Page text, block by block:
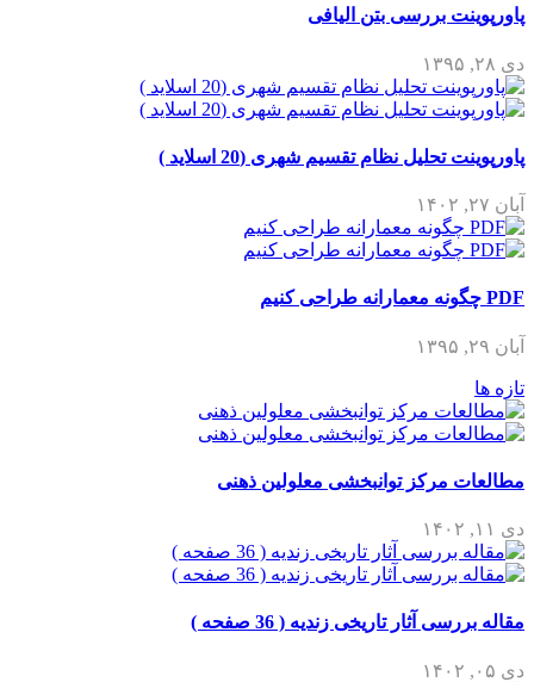
پاورپوینت بررسی بتن الیافی
دی ۲۸, ۱۳۹۵
پاورپوینت تحلیل نظام تقسیم شهری (20 اسلاید )
آبان ۲۷, ۱۴۰۲
PDF چگونه معمارانه طراحی کنیم
آبان ۲۹, ۱۳۹۵
تازه ها
مطالعات مرکز توانبخشی معلولین ذهنی
دی ۱۱, ۱۴۰۲
مقاله بررسی آثار تاریخی زندیه ( 36 صفحه )
دی ۰۵, ۱۴۰۲